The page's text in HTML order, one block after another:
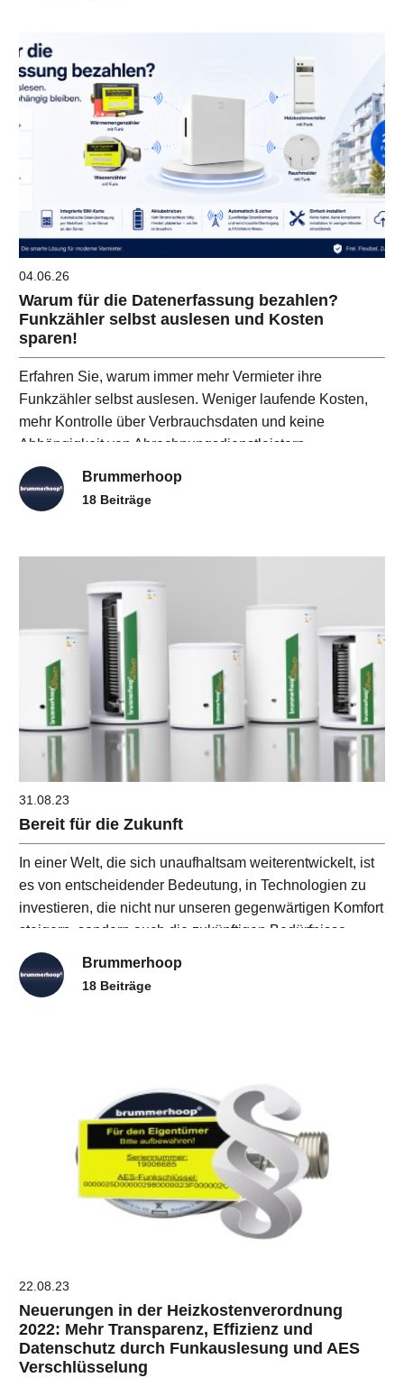
04.06.26
Warum für die Datenerfassung bezahlen?
Funkzähler selbst auslesen und Kosten
sparen!
Erfahren Sie, warum immer mehr Vermieter ihre
Funkzähler selbst auslesen. Weniger laufende Kosten,
mehr Kontrolle über Verbrauchsdaten und keine
Abhängigkeit von Abrechnungsdienstleistern.
Brummerhoop
18 Beiträge
31.08.23
Bereit für die Zukunft
In einer Welt, die sich unaufhaltsam weiterentwickelt, ist
es von entscheidender Bedeutung, in Technologien zu
investieren, die nicht nur unseren gegenwärtigen Komfort
steigern, sondern auch die zukünftigen Bedürfnisse
unserer Umwelt berücksichtigen.
Brummerhoop
18 Beiträge
22.08.23
Neuerungen in der Heizkostenverordnung
2022: Mehr Transparenz, Effizienz und
Datenschutz durch Funkauslesung und AES
Verschlüsselung